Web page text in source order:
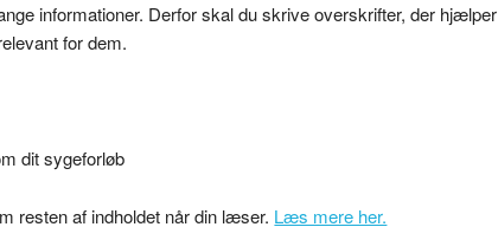
informationer. Derfor skal du skrive overskrifter, der hjælper
for dem.
dit sygeforløb
resten af indholdet når din læser. Læs mere her.